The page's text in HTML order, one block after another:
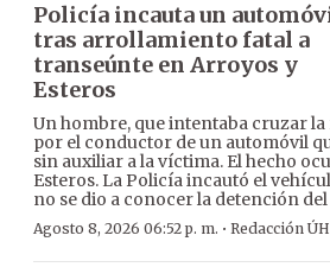
Policía incauta un
tras arrollamiento fatal a
transeúnte en Arroyos y
Esteros
Un hombre, que intentaba cruzar
por el conductor de un automóvil
sin auxiliar a la víctima. El hecho
Esteros. La Policía incautó el
no se dio a conocer la detención
Agosto 8, 2026 06:52 p. m. · Redacción ÚH